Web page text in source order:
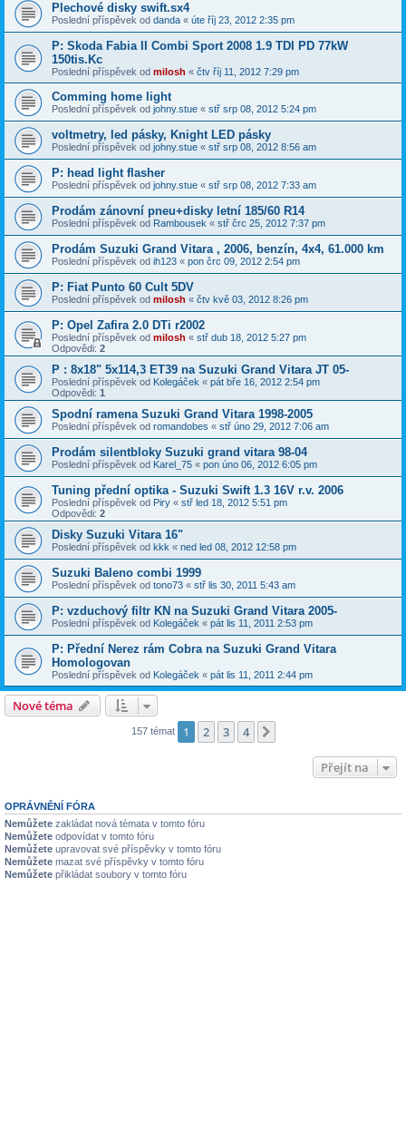
Plechové disky swift.sx4
Poslední příspěvek od danda « úte říj 23, 2012 2:35 pm
P: Skoda Fabia II Combi Sport 2008 1.9 TDI PD 77kW
150tis.Kc
Poslední příspěvek od milosh « čtv říj 11, 2012 7:29 pm
Comming home light
Poslední příspěvek od johny.stue « stř srp 08, 2012 5:24 pm
voltmetry, led pásky, Knight LED pásky
Poslední příspěvek od johny.stue « stř srp 08, 2012 8:56 am
P: head light flasher
Poslední příspěvek od johny.stue « stř srp 08, 2012 7:33 am
Prodám zánovní pneu+disky letní 185/60 R14
Poslední příspěvek od Rambousek « stř črc 25, 2012 7:37 pm
Prodám Suzuki Grand Vitara , 2006, benzín, 4x4, 61.000 km
Poslední příspěvek od ih123 « pon črc 09, 2012 2:54 pm
P: Fiat Punto 60 Cult 5DV
Poslední příspěvek od milosh « čtv kvě 03, 2012 8:26 pm
P: Opel Zafira 2.0 DTi r2002
Poslední příspěvek od milosh « stř dub 18, 2012 5:27 pm
Odpovědi: 2
P : 8x18" 5x114,3 ET39 na Suzuki Grand Vitara JT 05-
Poslední příspěvek od Kolegáček « pát bře 16, 2012 2:54 pm
Odpovědi: 1
Spodní ramena Suzuki Grand Vitara 1998-2005
Poslední příspěvek od romandobes « stř úno 29, 2012 7:06 am
Prodám silentbloky Suzuki grand vitara 98-04
Poslední příspěvek od Karel_75 « pon úno 06, 2012 6:05 pm
Tuning přední optika - Suzuki Swift 1.3 16V r.v. 2006
Poslední příspěvek od Piry « stř led 18, 2012 5:51 pm
Odpovědi: 2
Disky Suzuki Vitara 16"
Poslední příspěvek od kkk « ned led 08, 2012 12:58 pm
Suzuki Baleno combi 1999
Poslední příspěvek od tono73 « stř lis 30, 2011 5:43 am
P: vzduchový filtr KN na Suzuki Grand Vitara 2005-
Poslední příspěvek od Kolegáček « pát lis 11, 2011 2:53 pm
P: Přední Nerez rám Cobra na Suzuki Grand Vitara
Homologovan
Poslední příspěvek od Kolegáček « pát lis 11, 2011 2:44 pm
Nové téma
157 témat 1 2 3 4
Přejít na
OPRÁVNĚNÍ FÓRA
Nemůžete zakládat nová témata v tomto fóru
Nemůžete odpovídat v tomto fóru
Nemůžete upravovat své příspěvky v tomto fóru
Nemůžete mazat své příspěvky v tomto fóru
Nemůžete přikládat soubory v tomto fóru